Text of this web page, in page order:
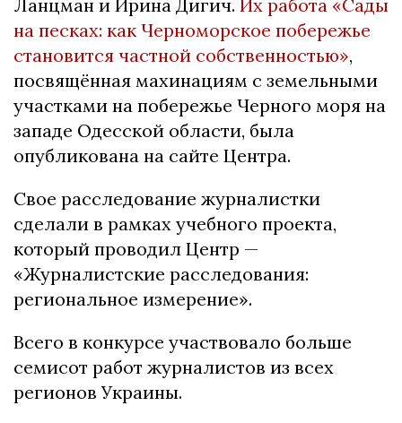
Ланцман и Ирина Дигич. Их работа «Сады
на песках: как Черноморское побережье
становится частной собственностью»,
посвящённая махинациям с земельными
участками на побережье Черного моря на
западе Одесской области, была
опубликована на сайте Центра.
Свое расследование журналистки
сделали в рамках учебного проекта,
который проводил Центр —
«Журналистские расследования:
региональное измерение».
Всего в конкурсе участвовало больше
семисот работ журналистов из всех
регионов Украины.